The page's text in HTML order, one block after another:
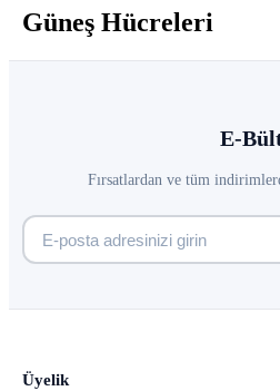
Güneş Hücreleri
E-
Fırsatlardan ve tüm
Üyelik